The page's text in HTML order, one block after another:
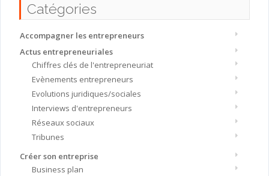
Catégories
Accompagner les entrepreneurs
Actus entrepreneuriales
Chiffres clés de l'entrepreneuriat
Evènements entrepreneurs
Evolutions juridiques/sociales
Interviews d'entrepreneurs
Réseaux sociaux
Tribunes
Créer son entreprise
Business plan